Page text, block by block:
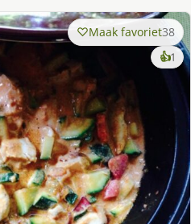
Maak favoriet38
👍1